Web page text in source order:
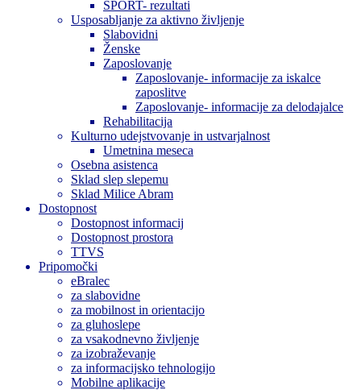
ŠPORT- rezultati
Usposabljanje za aktivno življenje
Slabovidni
Ženske
Zaposlovanje
Zaposlovanje- informacije za iskalce
zaposlitve
Zaposlovanje- informacije za delodajalce
Rehabilitacija
Kulturno udejstvovanje in ustvarjalnost
Umetnina meseca
Osebna asistenca
Sklad slep slepemu
Sklad Milice Abram
Dostopnost
Dostopnost informacij
Dostopnost prostora
TTVS
Pripomočki
eBralec
za slabovidne
za mobilnost in orientacijo
za gluhoslepe
za vsakodnevno življenje
za izobraževanje
za informacijsko tehnologijo
Mobilne aplikacije